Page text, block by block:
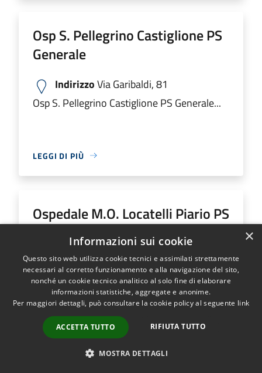
Osp S. Pellegrino Castiglione PS
Generale
IndirizzoVia Garibaldi, 81
Osp S. Pellegrino Castiglione PS Generale...
LEGGI DI PIÙ
Ospedale M.O. Locatelli Piario PS
Generale
IndirizzoVia Groppino, 22
Ospedale M.O. Locatelli Piario PS Generale...
LEGGI DI PIÙ
×
Informazioni sui cookie
Questo sito web utilizza cookie tecnici e assimilati strettamente
necessari al corretto funzionamento e alla navigazione del sito,
nonché un cookie tecnico analitico al solo fine di elaborare
informazioni statistiche, aggregate e anonime.
Per maggiori dettagli, può consultare la cookie policy al seguente link
ACCETTA TUTTO RIFIUTA TUTTO
MOSTRA DETTAGLI